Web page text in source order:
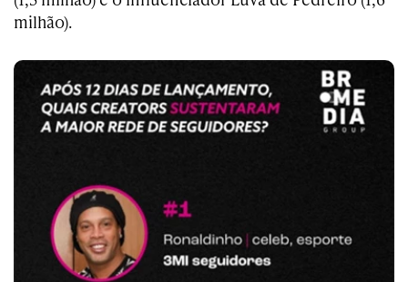
milhão).